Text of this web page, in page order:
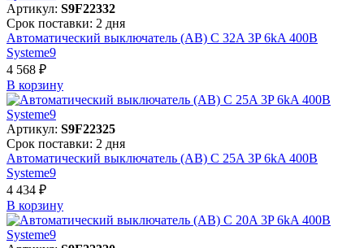
Артикул: S9F22332
Срок поставки: 2 дня
Автоматический выключатель (АВ) C 32A 3P 6kA 400В
Systeme9
4 568 ₽
В корзинy
Артикул: S9F22325
Срок поставки: 2 дня
Автоматический выключатель (АВ) C 25A 3P 6kA 400В
Systeme9
4 434 ₽
В корзинy